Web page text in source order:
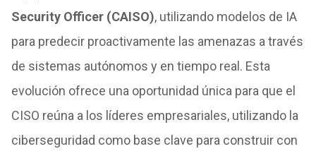
Security Officer (CAISO), utilizando modelos de IA
para predecir proactivamente las amenazas a través
de sistemas autónomos y en tiempo real. Esta
evolución ofrece una oportunidad única para que el
CISO reúna a los líderes empresariales, utilizando la
ciberseguridad como base clave para construir con